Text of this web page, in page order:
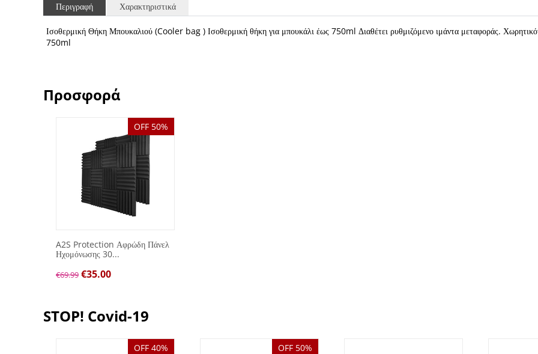
Περιγραφή Χαρακτηριστικά
Ισοθερμική Θήκη Μπουκαλιού (Cooler bag ) Ισοθερμική θήκη για μπουκάλι έως 750ml Διαθέτει ρυθμιζόμενο ιμάντα μεταφοράς.
750ml
Προσφορά
OFF 50%
A2S Protection Αφρώδη Πάνελ
Ηχομόνωσης 30...
€69.99 €35.00
STOP! Covid-19
OFF 40% OFF 50%